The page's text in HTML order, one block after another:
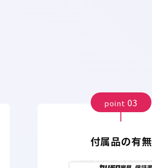
point 03
付属品の有無